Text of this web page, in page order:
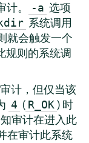
。 -a 选项
系统调用
就会触发一个
规则的系统调
计，但仅当该
4 ( R_OK ) 时
审计在进入此
在审计此系统